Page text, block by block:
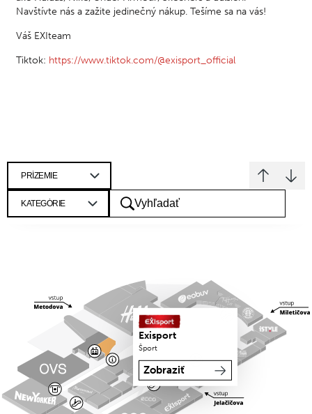
Navštívte nás a zažite jedinečný nákup. Tešíme sa na vás!
Váš EXIteam
Tiktok: https://www.tiktok.com/@exisport_official
Exisport
Šport
Zobraziť